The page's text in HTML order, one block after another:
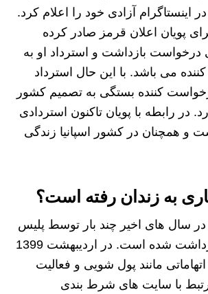
اینستاگرام آزادی خود را اعلام کرد.
پویان اعلان قرمز صادر کرده
بازداشت و استرداد او به
می باشد. با این حال استرداد
کننده بستگی به تصمیم کشور
در رابطه با پویان تاکنون استردادی
و همچنان در کشور اسپانیا زندگی
به زندان رفته است؟
در سال های اخیر چند بار توسط پلیس
ترکیه و اسپانیا بازداشت شده است. در اردیبهشت 1399
اتهاماتی مانند پول شویی و فعالیت
با سایت های شرط بندی